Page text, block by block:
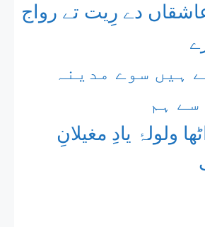
عاشقاں دے رِیت تے رواج
ہیں سوے مدینہ
سے ہم
ولولۂ یادِ مغیلانِ